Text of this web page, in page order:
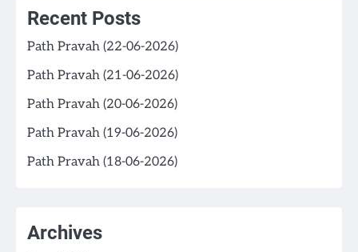
Recent Posts
Path Pravah (22-06-2026)
Path Pravah (21-06-2026)
Path Pravah (20-06-2026)
Path Pravah (19-06-2026)
Path Pravah (18-06-2026)
Archives